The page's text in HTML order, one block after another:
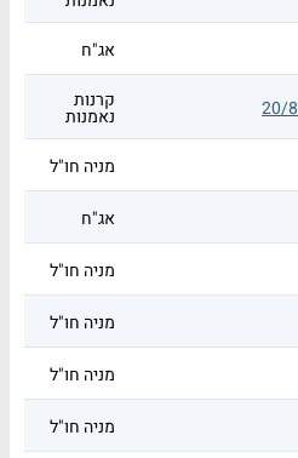
אג"ח
קרנות
נאמנות
מניה חו"ל
אג"ח
מניה חו"ל
מניה חו"ל
מניה חו"ל
מניה חו"ל